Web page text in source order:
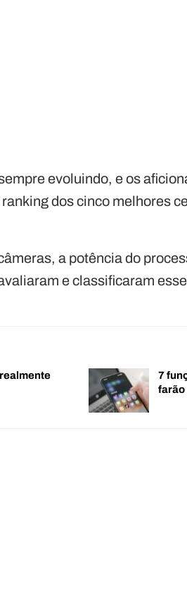
evoluindo, e os
dos cinco melhores
a potência do
e classificaram
7
farão